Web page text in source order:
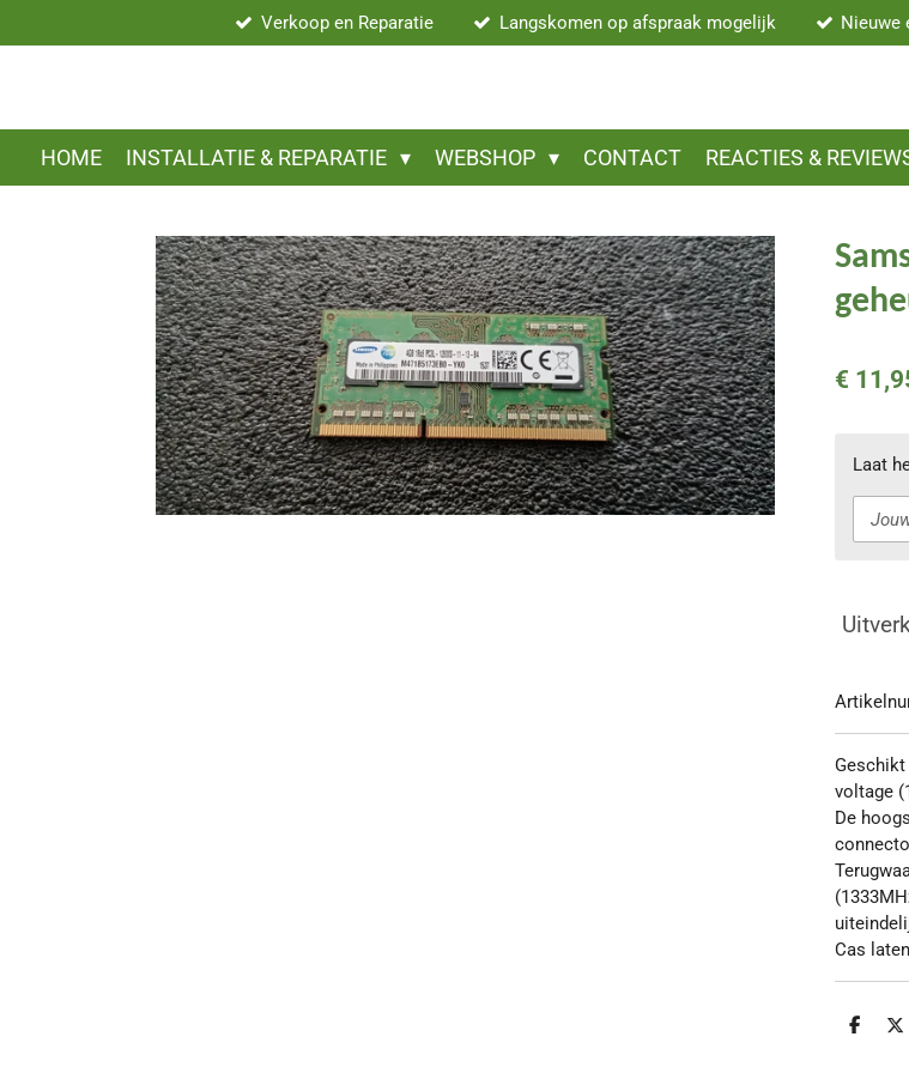
direct
hoofdinhoud
Verkoop en Reparatie Langskomen op afspraak mogelijk Nieuwe
HOME INSTALLATIE & REPARATIE WEBSHOP CONTACT REACTIES &
€
Laat
voltage
De
Cas
D
D